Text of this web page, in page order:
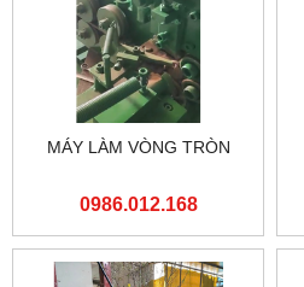
MÁY LÀM VÒNG TRÒN
0986.012.168